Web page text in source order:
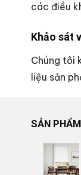
các điều
Khảo sát
Chúng tôi
liệu sản
SẢN